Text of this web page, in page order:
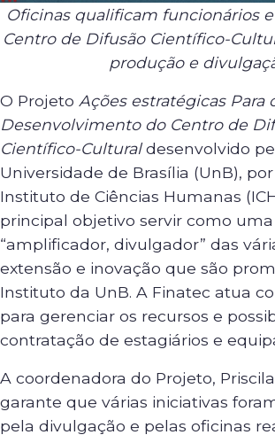
Oficinas qualificam funcionários
Centro de Difusão Científico-
produção e
O Projeto Ações estratégicas Para
Desenvolvimento do Centro de
Científico-Culturaldesenvolvido
Universidade de Brasília (UnB),
Instituto de Ciências Humanas
principal objetivo servir como
“amplificador, divulgador” das
extensão e inovação que são
Instituto da UnB. A Finatec atua
para gerenciar os recursos e
contratação de estagiários e
A coordenadora do Projeto,
garante que várias iniciativas
pela divulgação e pelas oficinas